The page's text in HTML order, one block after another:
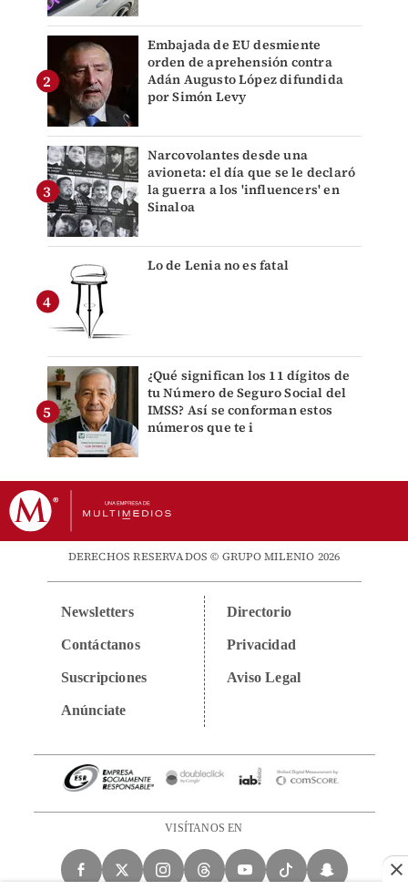
Embajada de EU desmiente
orden de aprehensión contra
Adán Augusto López difundida
por Simón Levy
Narcovolantes desde una
avioneta: el día que se le declaró
la guerra a los 'influencers' en
Sinaloa
Lo de Lenia no es fatal
¿Qué significan los 11 dígitos de
tu Número de Seguro Social del
IMSS? Así se conforman estos
números que te i
DERECHOS RESERVADOS © GRUPO MILENIO 2026
Newsletters
Contáctanos
Suscripciones
Anúnciate
Directorio
Privacidad
Aviso Legal
VISÍTANOS EN